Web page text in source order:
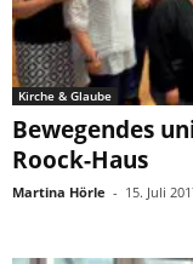
Kirche & Glaube
Bewegendes
Roock-Haus
Martina Hörle - 15. Juli